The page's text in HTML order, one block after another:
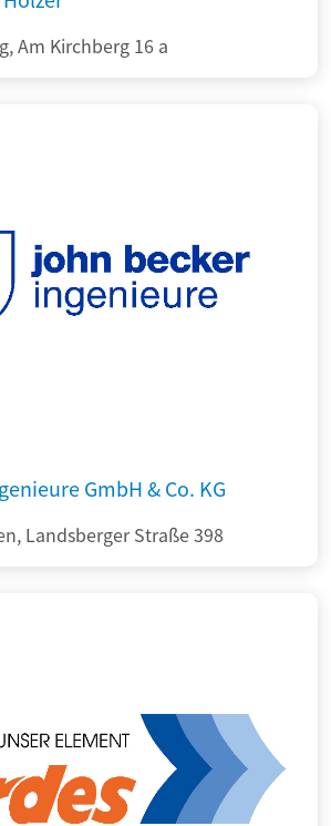
Am Kirchberg 16 a
GmbH & Co. KG
Landsberger Straße 398